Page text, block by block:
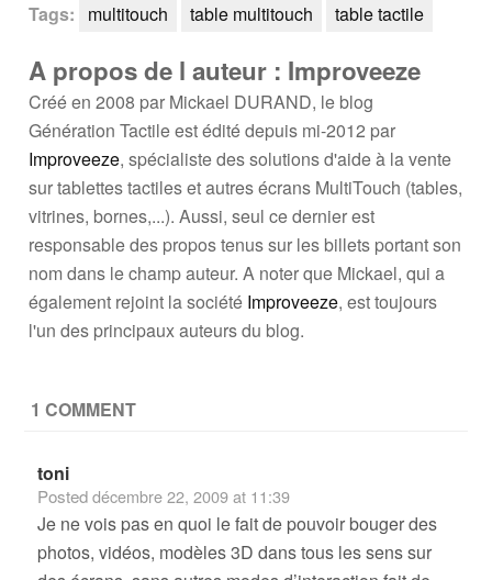
Tags: multitouch table multitouch table tactile
A propos de l auteur : Improveeze
Créé en 2008 par Mickael DURAND, le blog
Génération Tactile est édité depuis mi-2012 par
Improveeze, spécialiste des solutions d'aide à la vente
sur tablettes tactiles et autres écrans MultiTouch (tables,
vitrines, bornes,...). Aussi, seul ce dernier est
responsable des propos tenus sur les billets portant son
nom dans le champ auteur. A noter que Mickael, qui a
également rejoint la société Improveeze, est toujours
l'un des principaux auteurs du blog.
1 COMMENT
toni
Posteddécembre 22, 2009 at 11:39
Je ne vois pas en quoi le fait de pouvoir bouger des
photos, vidéos, modèles 3D dans tous les sens sur